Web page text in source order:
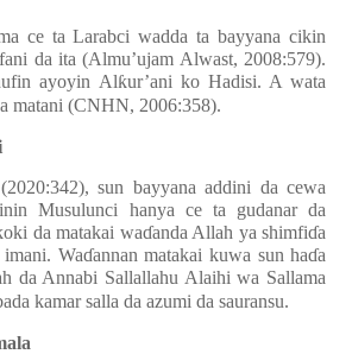
ce ta Larabci wadda ta bayyana cikin
da ita (Almu’ujam Alwast, 2008:579).
ayoyin Alƙur’ani ko Hadisi. A wata
matani (CNHN, 2006:358).
sun bayyana addini da cewa
Musulunci hanya ce ta gudanar da
da matakai waɗanda Allah ya shimfiɗa
Waɗannan matakai kuwa sun haɗa
da Annabi Sallallahu Alaihi wa Sallama
kamar salla da azumi da sauransu.